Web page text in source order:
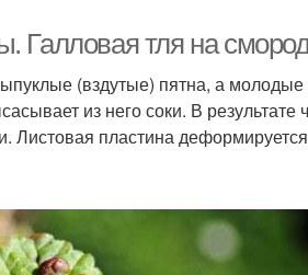
Галловая тля на
(вздутые) пятна, а молодые
из него соки. В
Листовая пластина